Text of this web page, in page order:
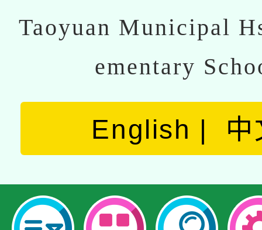
Taoyuan Municipal
ementary
English 中